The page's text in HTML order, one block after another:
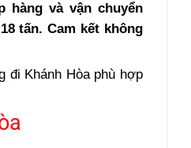
hàng và vận chuyển
tấn. Cam kết không
đi Khánh Hòaphù hợp